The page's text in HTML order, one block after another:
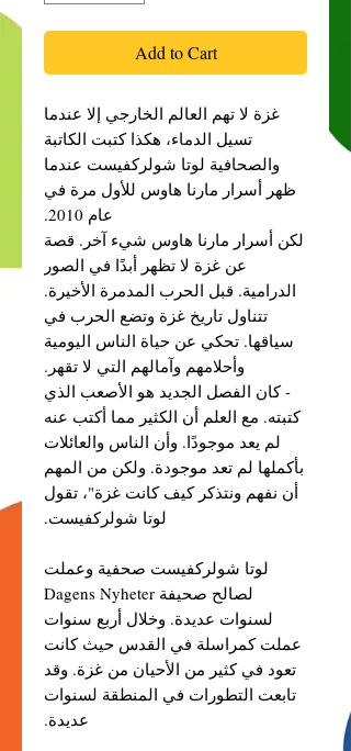
Add to Cart
غزة لا تهم العالم الخارجي إلا عندما
تسيل الدماء، هكذا كتبت الكاتبة
والصحافية لوتا شولركفيست عندما
ظهر أسرار مارنا هاوس للأول مرة في
عام 2010.
لكن أسرار مارنا هاوس شيء آخر. قصة
عن غزة لا تظهر أبدًا في الصور
الدرامية. قبل الحرب المدمرة الأخيرة.
تتناول تاريخ غزة وتضع الحرب في
سياقها. تحكي عن حياة الناس اليومية
وأحلامهم وآمالهم التي لا تقهر.
- كان الفصل الجديد هو الأصعب الذي
كتبته. مع العلم أن الكثير مما أكتب عنه
لم يعد موجودًا. وأن الناس والعائلات
بأكملها لم تعد موجودة. ولكن من المهم
أن نفهم ونتذكر كيف كانت غزة"، تقول
لوتا شولركفيست.
لوتا شولركفيست صحفية وعملت
لصالح صحيفة Dagens Nyheter
لسنوات عديدة. وخلال أربع سنوات
عملت كمراسلة في القدس حيث كانت
تعود في كثير من الأحيان من غزة. وقد
تابعت التطورات في المنطقة لسنوات
عديدة.